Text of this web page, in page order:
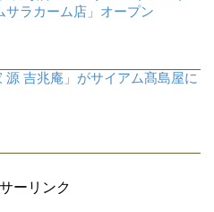
サラカーム店」オープン
源 吉兆庵」がサイアム髙島屋に
ーリンク